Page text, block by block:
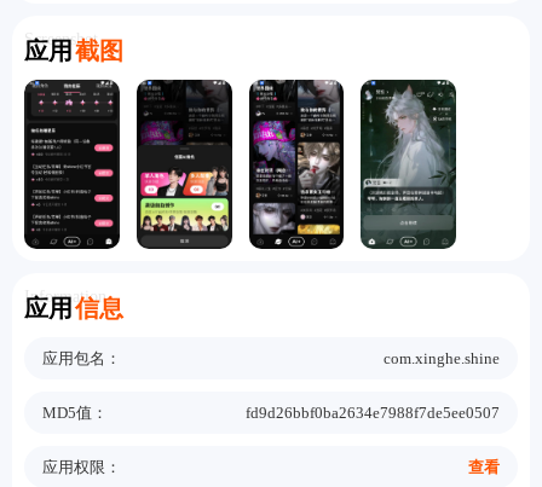
应用 截图
Screenshot
应用 信息
Information
应用包名： com.xinghe.shine
MD5值： fd9d26bbf0ba2634e7988f7de5ee0507
应用权限： 查看